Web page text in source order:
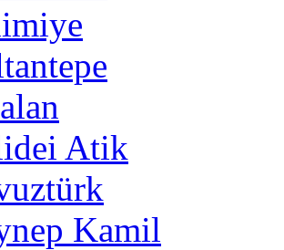
Atik
Kamil